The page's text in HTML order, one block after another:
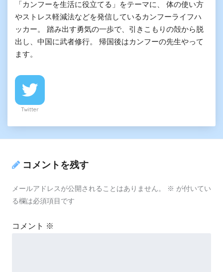
「カンフーを生活に役立てる」をテーマに、 体の使い方
やストレス軽減法などを発信しているカンフーライフハ
ッカー。 踏み出す勇気の一歩で、引きこもりの殻から脱
出し、中国に武者修行。 帰国後はカンフーの先生やって
ます。
Twitter
コメントを残す
メールアドレスが公開されることはありません。 ※ が付いてい
る欄は必須項目です
コメント ※